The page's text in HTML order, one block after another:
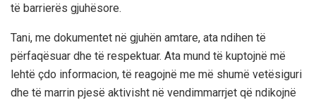
të barrierës gjuhësore.
Tani, me dokumentet në gjuhën amtare, ata ndihen të
përfaqësuar dhe të respektuar. Ata mund të kuptojnë më
lehtë çdo informacion, të reagojnë me më shumë vetësiguri
dhe të marrin pjesë aktivisht në vendimmarrjet që ndikojnë